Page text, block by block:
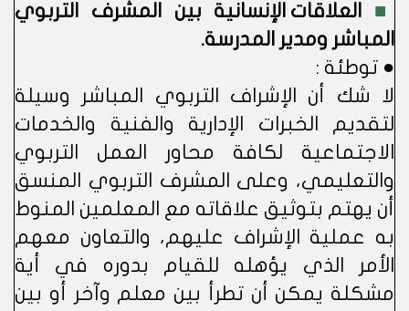
■
العلاقات الإنسانية بين المشرف التربوي
المباشر ومدير المدرسة.
● توطئة :
لا شك أن الإشراف التربوي المباشر وسيلة
لتقديم الخبرات الإدارية والفنية والخدمات
الاجتماعية لكافة محاور العمل التربوي
والتعليمي، وعلى المشرف التربوي المنسق
أن يهتم بتوثيق علاقاته مع المعلمين المنوط
به عملية الإشراف عليهم، والتعاون معهم
الأمر الذي يؤهله للقيام بدوره في أية
مشكلة يمكن أن تطرأ بين معلم وآخر أو بين